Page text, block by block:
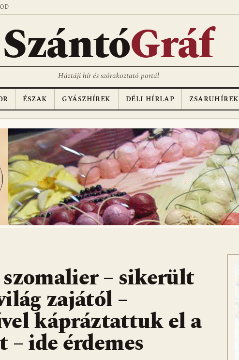
SzántóGráf
Háztáji hír és szórakoztató portál
ÉSZAK GYÁSZHÍREK DÉLI HÍRLAP ZSARUHÍREK
– sikerült
zajától –
kápráztattuk el a
ide érdemes